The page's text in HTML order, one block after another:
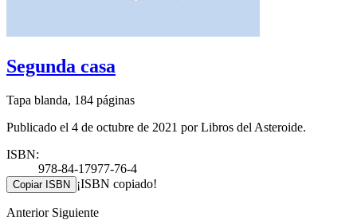
Segunda casa
Tapa blanda, 184 páginas
Publicado el 4 de octubre de 2021 por Libros del Asteroide.
ISBN:
978-84-17977-76-4
Copiar ISBN ¡ISBN copiado!
Anterior Siguiente